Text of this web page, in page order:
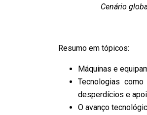
Cenário
Resumo em tópicos:
Máquinas e
Tecnologias
desperdícios e
O avanço